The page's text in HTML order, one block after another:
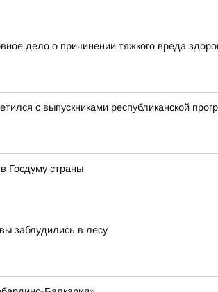
дело о причинении тяжкого вреда
с выпускниками республиканской
Госдуму страны
заблудились в лесу